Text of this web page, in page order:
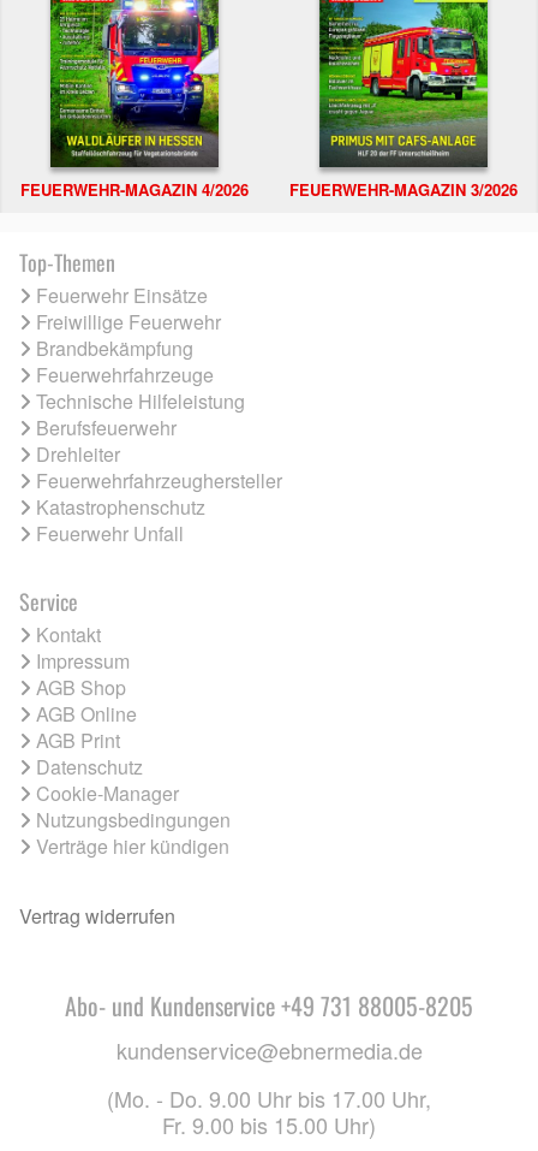
FEUERWEHR-MAGAZIN 4/2026 FEUERWEHR-MAGAZIN 3/2026
Top-Themen
Feuerwehr Einsätze
Freiwillige Feuerwehr
Brandbekämpfung
Feuerwehrfahrzeuge
Technische Hilfeleistung
Berufsfeuerwehr
Drehleiter
Feuerwehrfahrzeughersteller
Katastrophenschutz
Feuerwehr Unfall
Service
Kontakt
Impressum
AGB Shop
AGB Online
AGB Print
Datenschutz
Cookie-Manager
Nutzungsbedingungen
Verträge hier kündigen
Vertrag widerrufen
Abo- und Kundenservice +49 731 88005-8205
kundenservice@ebnermedia.de
(Mo. - Do. 9.00 Uhr bis 17.00 Uhr,
Fr. 9.00 bis 15.00 Uhr)